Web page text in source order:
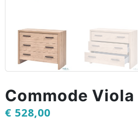
Commode Viola
€ 528,00